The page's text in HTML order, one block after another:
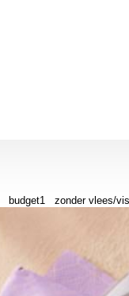
budget1 zonder vlees/vis